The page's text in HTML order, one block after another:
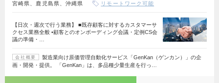
宮崎県、鹿児島県、沖縄県
リモートワーク可能
【日次・週次で行う業務】 ■既存顧客に対するカスタマーサ
クセス業務全般 •顧客とのオンボーディング会議・定例CS会
議の準備・…
会社概要
製造業向け原価管理自動化サービス「GenKan（ゲンカン）」の企
画・開発・提供。 「GenKan」は、多品種少量生産を行っ…